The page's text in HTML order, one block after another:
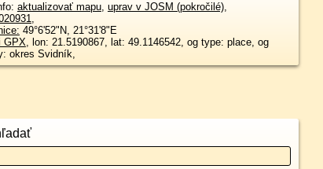
aktualizovať mapu, uprav v JOSM (pokročilé),
,
49°6'52"N, 21°31'8"E
GPX, lon: 21.5190867, lat: 49.1146542, og type: place, og
okres Svidník,